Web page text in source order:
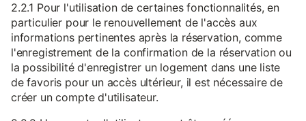
2.2.1 Pour l'utilisation de certaines fonctionnalités, en
particulier pour le renouvellement de l'accès aux
informations pertinentes après la réservation, comme
l'enregistrement de la confirmation de la réservation ou
la possibilité d'enregistrer un logement dans une liste
de favoris pour un accès ultérieur, il est nécessaire de
créer un compte d'utilisateur.